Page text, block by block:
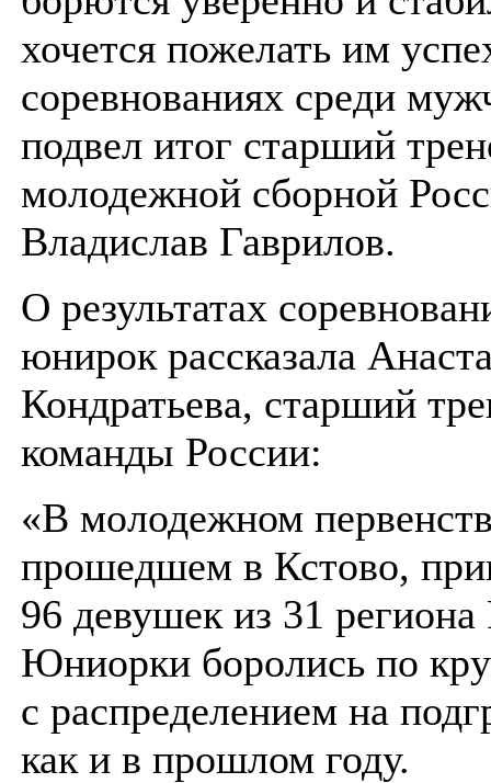
хочется пожелать им
соревнованиях среди
подвел итог старший
молодежной сборной
Владислав Гаврилов.
О результатах
юнирок рассказала
Кондратьева, старший
команды России:
«В молодежном
прошедшем в Кстово,
96 девушек из 31 региона
Юниорки боролись по
с распределением на
как и в прошлом году.